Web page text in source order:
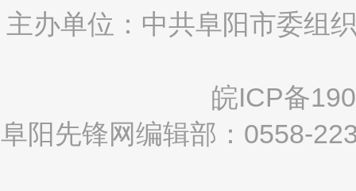
主办单位：中共阜阳市委组
皖ICP备
阜阳先锋网编辑部：0558-